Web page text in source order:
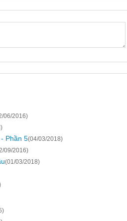
06/2016)
Phần 5(04/03/2018)
09/2016)
(01/03/2018)